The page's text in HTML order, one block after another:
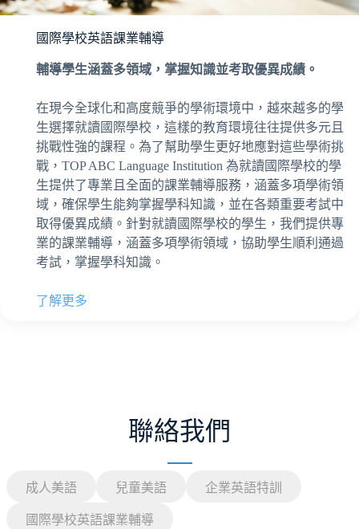
國際學校英語課業輔導
輔導學生涵蓋多領域，掌握知識並考取優異成績。
在現今全球化和高度競爭的學術環境中，越來越多的學
生選擇就讀國際學校，這樣的教育環境往往提供多元且
挑戰性強的課程。為了幫助學生更好地應對這些學術挑
戰，TOP ABC Language Institution 為就讀國際學校的學
生提供了專業且全面的課業輔導服務，涵蓋多項學術領
域，確保學生能夠掌握學科知識，並在各類重要考試中
取得優異成績。針對就讀國際學校的學生，我們提供專
業的課業輔導，涵蓋多項學術領域，協助學生順利通過
考試，掌握學科知識。
了解更多
聯絡我們
成人美語 兒童美語 企業英語特訓
國際學校英語課業輔導